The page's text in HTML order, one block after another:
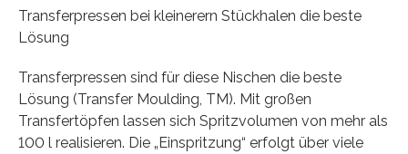
Transferpressen bei kleinerern Stückhalen die beste
Lösung
Transferpressen sind für diese Nischen die beste
Lösung (Transfer Moulding, TM). Mit großen
Transfertöpfen lassen sich Spritzvolumen von mehr als
100 l realisieren. Die „Einspritzung“ erfolgt über viele